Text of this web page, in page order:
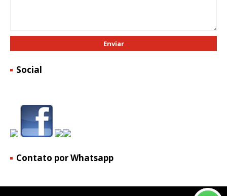
Social
Contato por Whatsapp